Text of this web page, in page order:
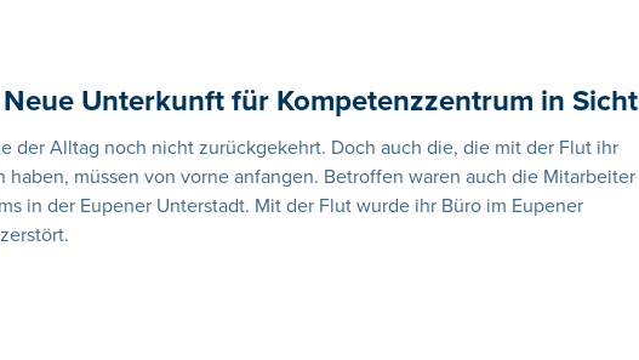
Unterkunft für Kompetenzzentrum in Sicht
der Alltag noch nicht zurückgekehrt. Doch auch die, die mit der Flut ihr
müssen von vorne anfangen. Betroffen waren auch die Mitarbeiter
in der Eupener Unterstadt. Mit der Flut wurde ihr Büro im Eupener